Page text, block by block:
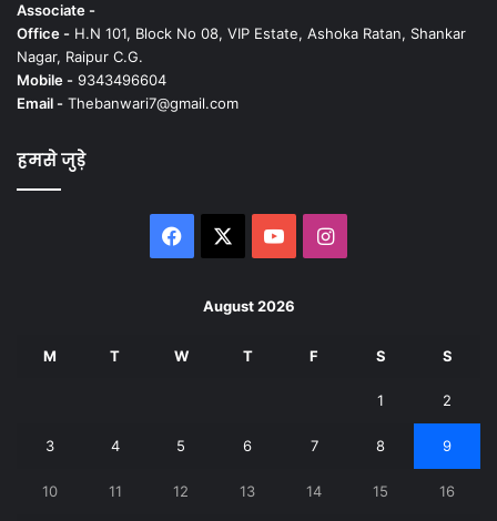
Associate -
Office - H.N 101, Block No 08, VIP Estate, Ashoka Ratan, Shankar
Nagar, Raipur C.G.
Mobile - 9343496604
Email - Thebanwari7@gmail.com
हमसे जुड़े
Facebook YouTubeInstagram
August 2026
M T W T F S S
1 2
3 4 5 6 7 8 9
10 11 12 13 14 15 16